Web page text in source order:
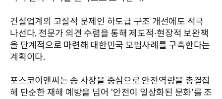
건설업계의 고질적 문제인 하도급 구조 개선에도 적극
나선다. 전문가 의견 수렴을 통해 제도적·현장적 보완책
을 단계적으로 마련해 대한민국 모범사례를 구축한다는
계획이다.
포스코이앤씨는 송 사장을 중심으로 안전역량을 총결집
해 단순한 재해 예방을 넘어 '안전이 일상화된 문화'를 조